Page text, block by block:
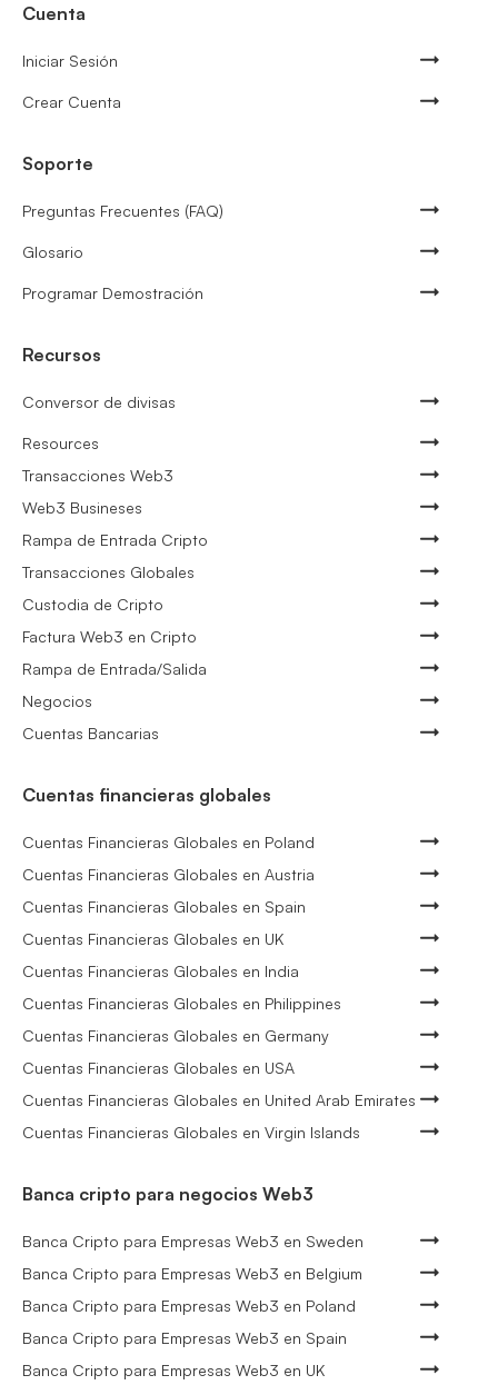
Cuenta
Iniciar Sesión
Crear Cuenta
Soporte
Preguntas Frecuentes (FAQ)
Glosario
Programar Demostración
Recursos
Conversor de divisas
Resources
Transacciones Web3
Web3 Busineses
Rampa de Entrada Cripto
Transacciones Globales
Custodia de Cripto
Factura Web3 en Cripto
Rampa de Entrada/Salida
Negocios
Cuentas Bancarias
Cuentas financieras globales
Cuentas Financieras Globales en Poland
Cuentas Financieras Globales en Austria
Cuentas Financieras Globales en Spain
Cuentas Financieras Globales en UK
Cuentas Financieras Globales en India
Cuentas Financieras Globales en Philippines
Cuentas Financieras Globales en Germany
Cuentas Financieras Globales en USA
Cuentas Financieras Globales en United Arab Emirates
Cuentas Financieras Globales en Virgin Islands
Banca cripto para negocios Web3
Banca Cripto para Empresas Web3 en Sweden
Banca Cripto para Empresas Web3 en Belgium
Banca Cripto para Empresas Web3 en Poland
Banca Cripto para Empresas Web3 en Spain
Banca Cripto para Empresas Web3 en UK